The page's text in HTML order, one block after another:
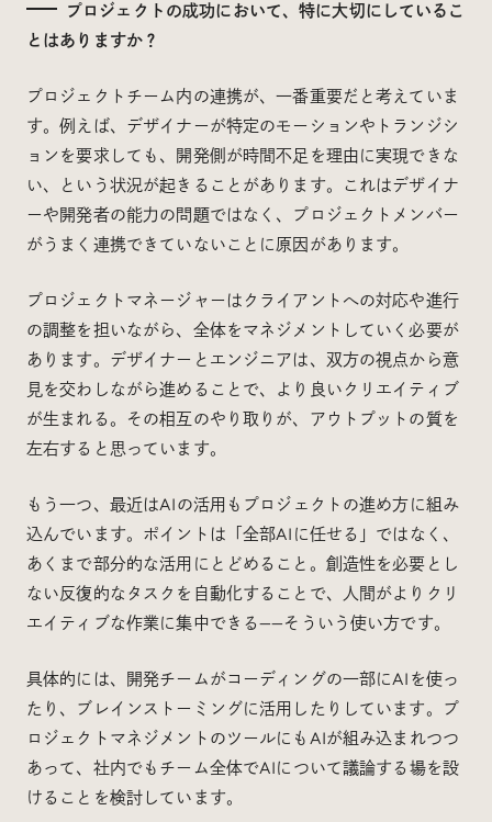
プロジェクトの成功において、特に大切にしているこ
とはありますか？
プロジェクトチーム内の連携が、一番重要だと考えていま
す。例えば、デザイナーが特定のモーションやトランジシ
ョンを要求しても、開発側が時間不足を理由に実現できな
い、という状況が起きることがあります。これはデザイナ
ーや開発者の能力の問題ではなく、プロジェクトメンバー
がうまく連携できていないことに原因があります。
プロジェクトマネージャーはクライアントへの対応や進行
の調整を担いながら、全体をマネジメントしていく必要が
あります。デザイナーとエンジニアは、双方の視点から意
見を交わしながら進めることで、より良いクリエイティブ
が生まれる。その相互のやり取りが、アウトプットの質を
左右すると思っています。
もう一つ、最近はAIの活用もプロジェクトの進め方に組み
込んでいます。ポイントは「全部AIに任せる」ではなく、
あくまで部分的な活用にとどめること。創造性を必要とし
ない反復的なタスクを自動化することで、人間がよりクリ
エイティブな作業に集中できる——そういう使い方です。
具体的には、開発チームがコーディングの一部にAIを使っ
たり、ブレインストーミングに活用したりしています。プ
ロジェクトマネジメントのツールにもAIが組み込まれつつ
あって、社内でもチーム全体でAIについて議論する場を設
けることを検討しています。